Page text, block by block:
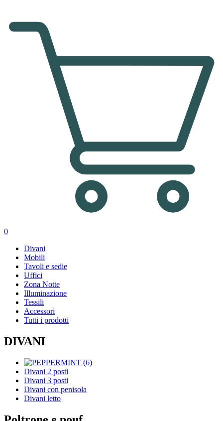
0
Divani
Mobili
Tavoli e sedie
Uffici
Zona Notte
Illuminazione
Tessili
Accessori
Tutti i prodotti
DIVANI
Divani 2 posti
Divani 3 posti
Divani con penisola
Divani letto